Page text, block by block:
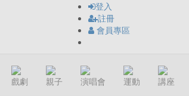
登入
註冊
會員專區
戲劇 親子 演唱會 運動 講座